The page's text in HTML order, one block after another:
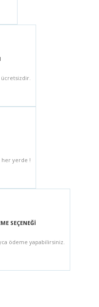
her yerde !
SEÇENEĞİ
ödeme yapabilirsiniz.